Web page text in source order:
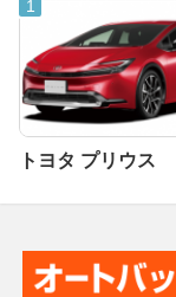
トヨタ プリウス